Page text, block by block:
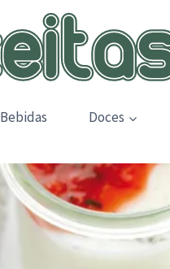
Bebidas Doces